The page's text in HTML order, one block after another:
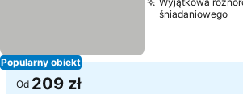
Popularny obiekt
śniadaniowego
Od 209 zł